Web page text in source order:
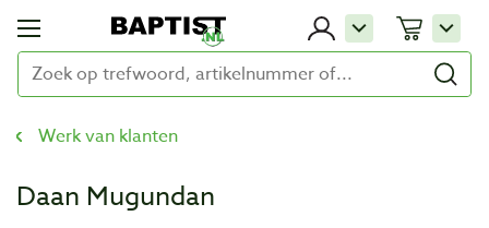
Werk van klanten
Daan Mugundan